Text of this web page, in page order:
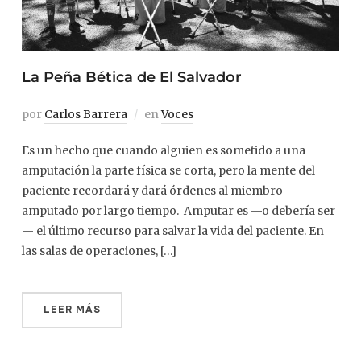
La Peña Bética de El Salvador
por Carlos Barrera enVoces
Es un hecho que cuando alguien es sometido a una
amputación la parte física se corta, pero la mente del
paciente recordará y dará órdenes al miembro
amputado por largo tiempo. Amputar es —o debería ser
— el último recurso para salvar la vida del paciente. En
las salas de operaciones, […]
LEER MÁS